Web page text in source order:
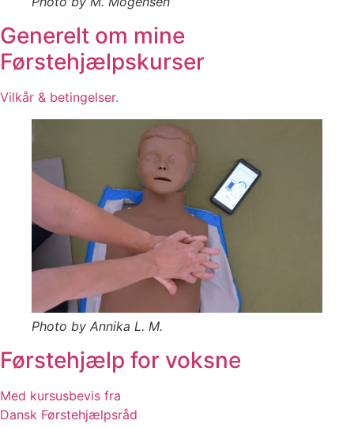
Generelt om mine
Førstehjælpskurser
Vilkår & betingelser.
Photo by Annika L. M.
Førstehjælp for voksne
Med kursusbevis fra
Dansk Førstehjælpsråd